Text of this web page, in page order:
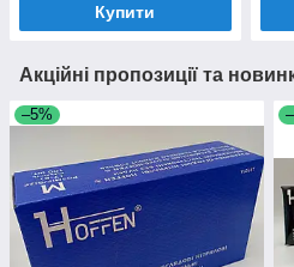
Купити
Акційні пропозиції та
–5%